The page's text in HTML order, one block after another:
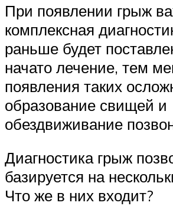
При появлении грыж
комплексная
раньше будет
начато лечение, тем
появления таких
образование свищей и
обездвиживание
Диагностика грыж
базируется на
Что же в них входит?